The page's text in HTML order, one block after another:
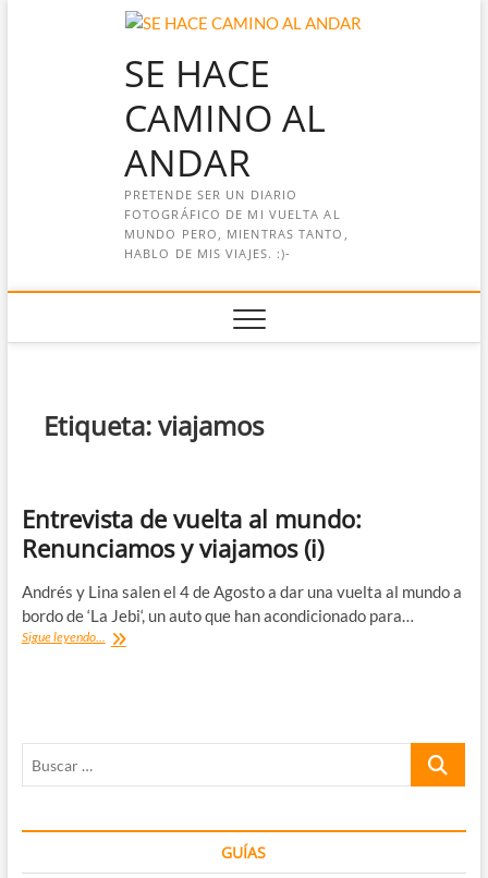
SE HACE
CAMINO AL
ANDAR
PRETENDE SER UN DIARIO
FOTOGRÁFICO DE MI VUELTA AL
MUNDO PERO, MIENTRAS TANTO,
HABLO DE MIS VIAJES. :)-
Etiqueta:viajamos
Entrevista de vuelta al mundo:
Renunciamos y viajamos (i)
Andrés y Lina salen el 4 de Agosto a dar una vuelta al mundo a
bordo de ‘La Jebi‘, un auto que han acondicionado para…
Sigue leyendo... Entrevista
Buscar
GUÍAS